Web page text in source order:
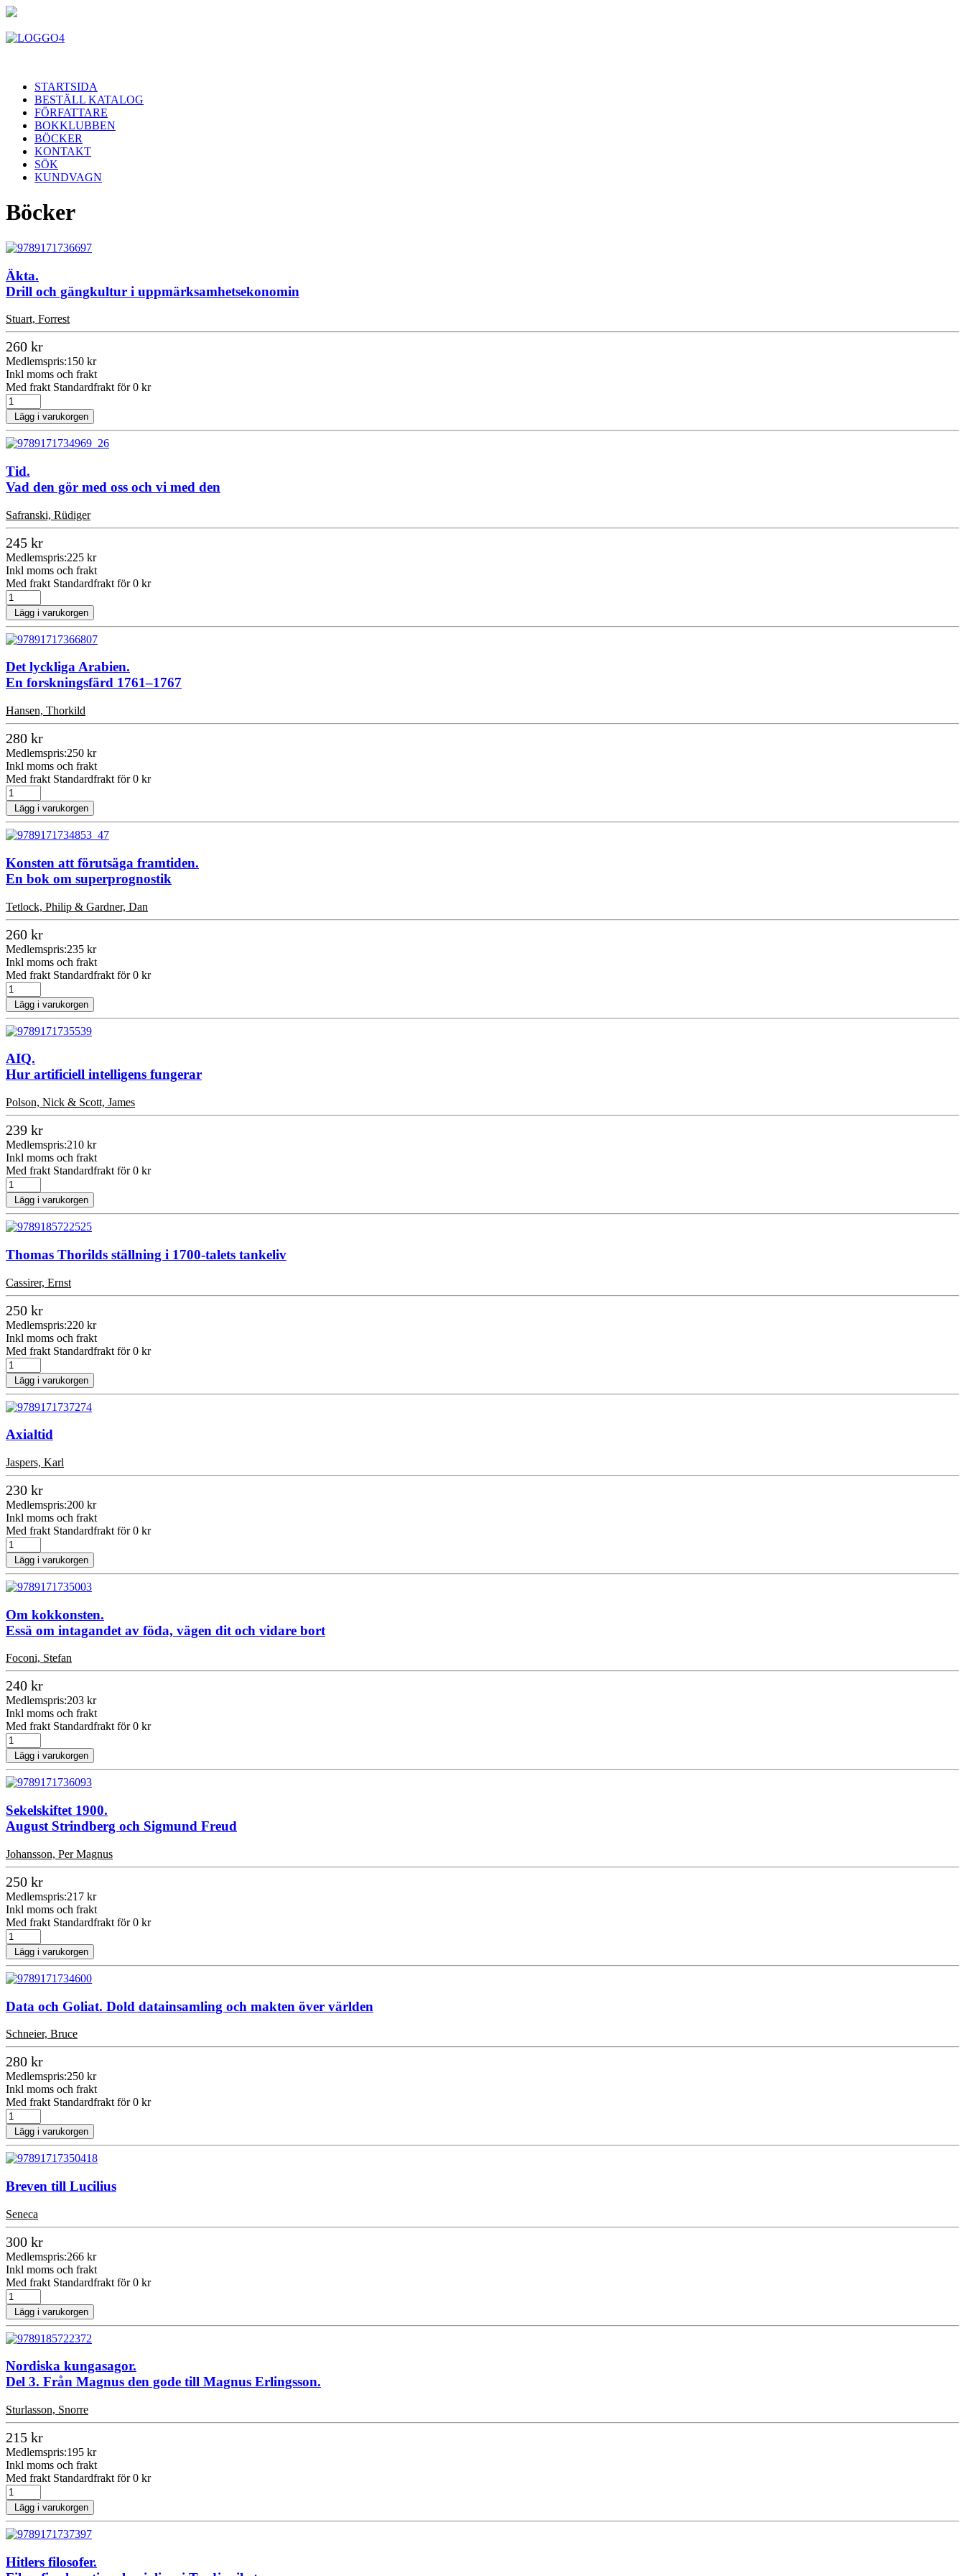
STARTSIDA
BESTÄLL KATALOG
FÖRFATTARE
BOKKLUBBEN
BÖCKER
KONTAKT
SÖK
KUNDVAGN
Böcker
Äkta.
Drill och gängkultur i uppmärksamhetsekonomin
Stuart, Forrest
260 kr
Medlemspris:150 kr
Inkl moms och frakt
Med frakt Standardfrakt för 0 kr
Lägg i varukorgen
Tid.
Vad den gör med oss och vi med den
Safranski, Rüdiger
245 kr
Medlemspris:225 kr
Inkl moms och frakt
Med frakt Standardfrakt för 0 kr
Lägg i varukorgen
Det lyckliga Arabien.
En forskningsfärd 1761–1767
Hansen, Thorkild
280 kr
Medlemspris:250 kr
Inkl moms och frakt
Med frakt Standardfrakt för 0 kr
Lägg i varukorgen
Konsten att förutsäga framtiden.
En bok om superprognostik
Tetlock, Philip & Gardner, Dan
260 kr
Medlemspris:235 kr
Inkl moms och frakt
Med frakt Standardfrakt för 0 kr
Lägg i varukorgen
AIQ.
Hur artificiell intelligens fungerar
Polson, Nick & Scott, James
239 kr
Medlemspris:210 kr
Inkl moms och frakt
Med frakt Standardfrakt för 0 kr
Lägg i varukorgen
Thomas Thorilds ställning i 1700-talets tankeliv
Cassirer, Ernst
250 kr
Medlemspris:220 kr
Inkl moms och frakt
Med frakt Standardfrakt för 0 kr
Lägg i varukorgen
Axialtid
Jaspers, Karl
230 kr
Medlemspris:200 kr
Inkl moms och frakt
Med frakt Standardfrakt för 0 kr
Lägg i varukorgen
Om kokkonsten.
Essä om intagandet av föda, vägen dit och vidare bort
Foconi, Stefan
240 kr
Medlemspris:203 kr
Inkl moms och frakt
Med frakt Standardfrakt för 0 kr
Lägg i varukorgen
Sekelskiftet 1900.
August Strindberg och Sigmund Freud
Johansson, Per Magnus
250 kr
Medlemspris:217 kr
Inkl moms och frakt
Med frakt Standardfrakt för 0 kr
Lägg i varukorgen
Data och Goliat. Dold datainsamling och makten över världen
Schneier, Bruce
280 kr
Medlemspris:250 kr
Inkl moms och frakt
Med frakt Standardfrakt för 0 kr
Lägg i varukorgen
Breven till Lucilius
Seneca
300 kr
Medlemspris:266 kr
Inkl moms och frakt
Med frakt Standardfrakt för 0 kr
Lägg i varukorgen
Nordiska kungasagor.
Del 3. Från Magnus den gode till Magnus Erlingsson.
Sturlasson, Snorre
215 kr
Medlemspris:195 kr
Inkl moms och frakt
Med frakt Standardfrakt för 0 kr
Lägg i varukorgen
Hitlers filosofer.